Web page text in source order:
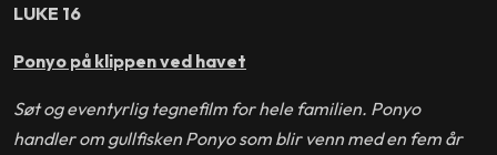
LUKE 16
Ponyo på klippen ved havet
Søt og eventyrlig tegnefilm for hele familien. Ponyo
handler om gullfisken Ponyo som blir venn med en fem år